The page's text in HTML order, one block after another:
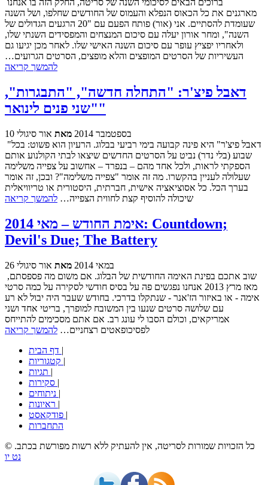
מארגנים את כל הכאוס הנפלא והעמוס של החודשים שחלפו, ושל השנה
שעומדת להסתיים. אני (אור) פותח הפעם עם "20 הרגעים הגדולים של
השנה", ומחר אורון יעלה עם סיכום המנצחים והמפסידים השנתי שלו,
ולאחריו יפציץ עופר עם סיכום השנה האישי שלו. לאחר מכן יגיעו גם
העשיריות של הסרטים המופצים והלא מופצים, הסרטים הגרועים…
להמשך קריאה
דאבל פיצ'ר: "התחלה חדשה", "התבגרות",
"שני פנים לינואר"
10 בספטמבר 2014 מאת אור סיגולי
"דאבל פיצ'ר" היא פינה קבועה בימי רביעי בבלוג. הרעיון הוא פשוט: בכל
שבוע (בלי נדר) נביט על הסרטים החדשים שיצאו לבתי הקולנוע אותם
הספקתי לראות, ולכל אחד מהם – בנפרד – אחשוב על צפייה משלימה
שעלולה לעניין בהקשרו. מה זה אומר "צפייה משלימה"? ובכן, זה אומר
בערך הכל. כל אסוציאציה אישית, חברתית, היסטורית או טריוויאלית
שיכולה להוסיף קצת לחווית הצפייה… להמשך קריאה
אימת החודש – מאי 2014: Countdown;
Devil's Due; The Battery
26 במאי 2014 מאת אור סיגולי
מאז מרץ 2013 אנחנו נפגשים פה על בסיס חודשי לסקירה על כמה סרטי
אימה - או באיזור הז'אנר - שנתקלו בדרכי. בחודש שעבר היה יבול לא רע
עם שלושה סרטים שנעו בין המשובח למופרך, בריטי אחד ושני
אמריקאים, וכולם הסבו לי עונג רב. אם אתם מסכימים להתייחס
לפסיכופאטים רצחניים… להמשך קריאה
|
|
|
|
|
|
|
התחברות
© כל הזכויות שמורות לסריטה, אין להעתיק ללא רשות מפורשת בכתב.
נט יו